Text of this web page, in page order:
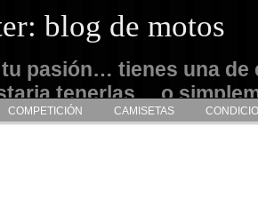
blog de motos
tu pasión… tienes una de
tenerlas… o
es tu sitio
COMPETICIÓN CAMISETAS